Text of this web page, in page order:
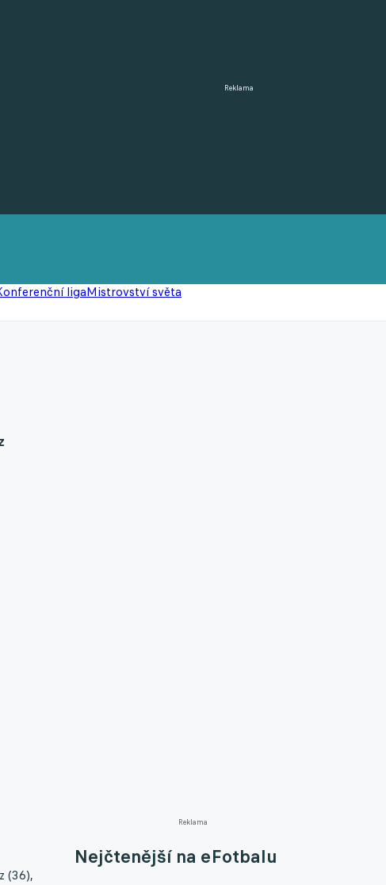
Reklama
ligaMistrovství světa
Reklama
Nejčtenější na eFotbalu
(36),